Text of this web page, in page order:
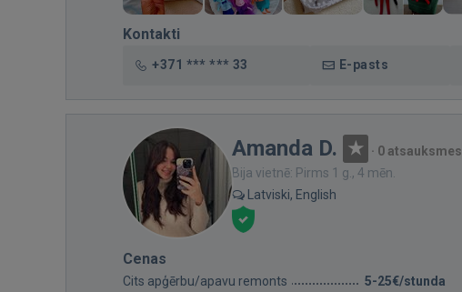
Kontakti
+371 *** *** 33 E-pasts
Amanda D. · 0 atsauksmes
Bija vietnē: Pirms 1 g., 4 mēn.
Latviski, English
Cenas
Cits apģērbu/apavu remonts 5-25€/stunda